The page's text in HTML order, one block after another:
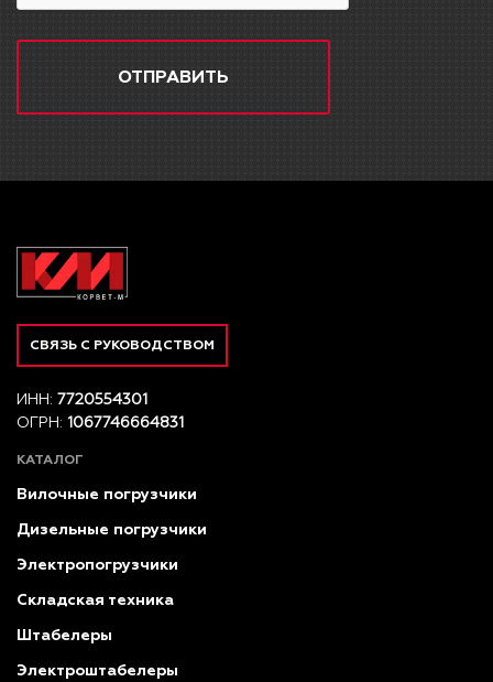
ОТПРАВИТЬ
СВЯЗЬ С РУКОВОДСТВОМ
ИНН: 7720554301
ОГРН: 1067746664831
КАТАЛОГ
Вилочные погрузчики
Дизельные погрузчики
Электропогрузчики
Складская техника
Штабелеры
Электроштабелеры